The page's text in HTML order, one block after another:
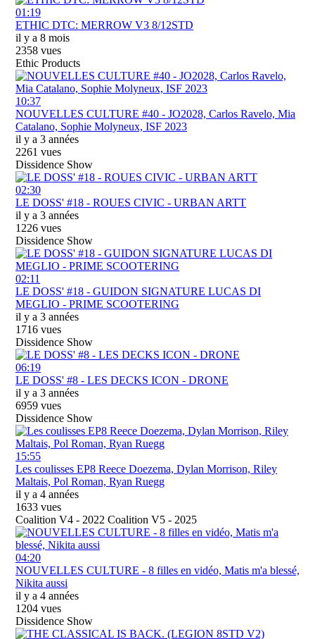
01:19
ETHIC DTC: MERROW V3 8/12STD
il y a 8 mois
2358 vues
Ethic Products
10:37
NOUVELLES CULTURE #40 - JO2028, Carlos Ravelo, Mia
Catalano, Sophie Molyneux, ISF 2023
il y a 3 années
2261 vues
Dissidence Show
02:30
LE DOSS' #18 - ROUES CIVIC - URBAN ARTT
il y a 3 années
1226 vues
Dissidence Show
02:11
LE DOSS' #18 - GUIDON SIGNATURE LUCAS DI
MEGLIO - PRIME SCOOTERING
il y a 3 années
1716 vues
Dissidence Show
06:19
LE DOSS' #8 - LES DECKS ICON - DRONE
il y a 3 années
6959 vues
Dissidence Show
15:55
Les coulisses EP8 Reece Doezema, Dylan Morrison, Riley
Maltais, Pol Roman, Ryan Ruegg
il y a 4 années
1633 vues
Coalition V4 - 2022 Coalition V5 - 2025
04:20
NOUVELLES CULTURE - 8 filles en vidéo, Matis m'a blessé,
Nikita aussi
il y a 4 années
1204 vues
Dissidence Show